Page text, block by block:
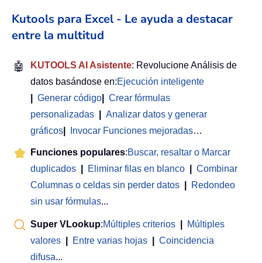
Kutools para Excel - Le ayuda a destacar
entre la multitud
🤖 KUTOOLS AI Asistente: Revolucione Análisis de
datos basándose en:Ejecución inteligente
Generar código
Crear fórmulas
personalizadas
Analizar datos y generar
gráficos
Invocar Funciones mejoradas…
Funciones populares:Buscar, resaltar o Marcar
duplicados
Eliminar filas en blanco
Combinar
Columnas o celdas sin perder datos
Redondeo
sin usar fórmulas...
Super VLookup:Múltiples criterios
Múltiples
valores
Entre varias hojas
Coincidencia
difusa...